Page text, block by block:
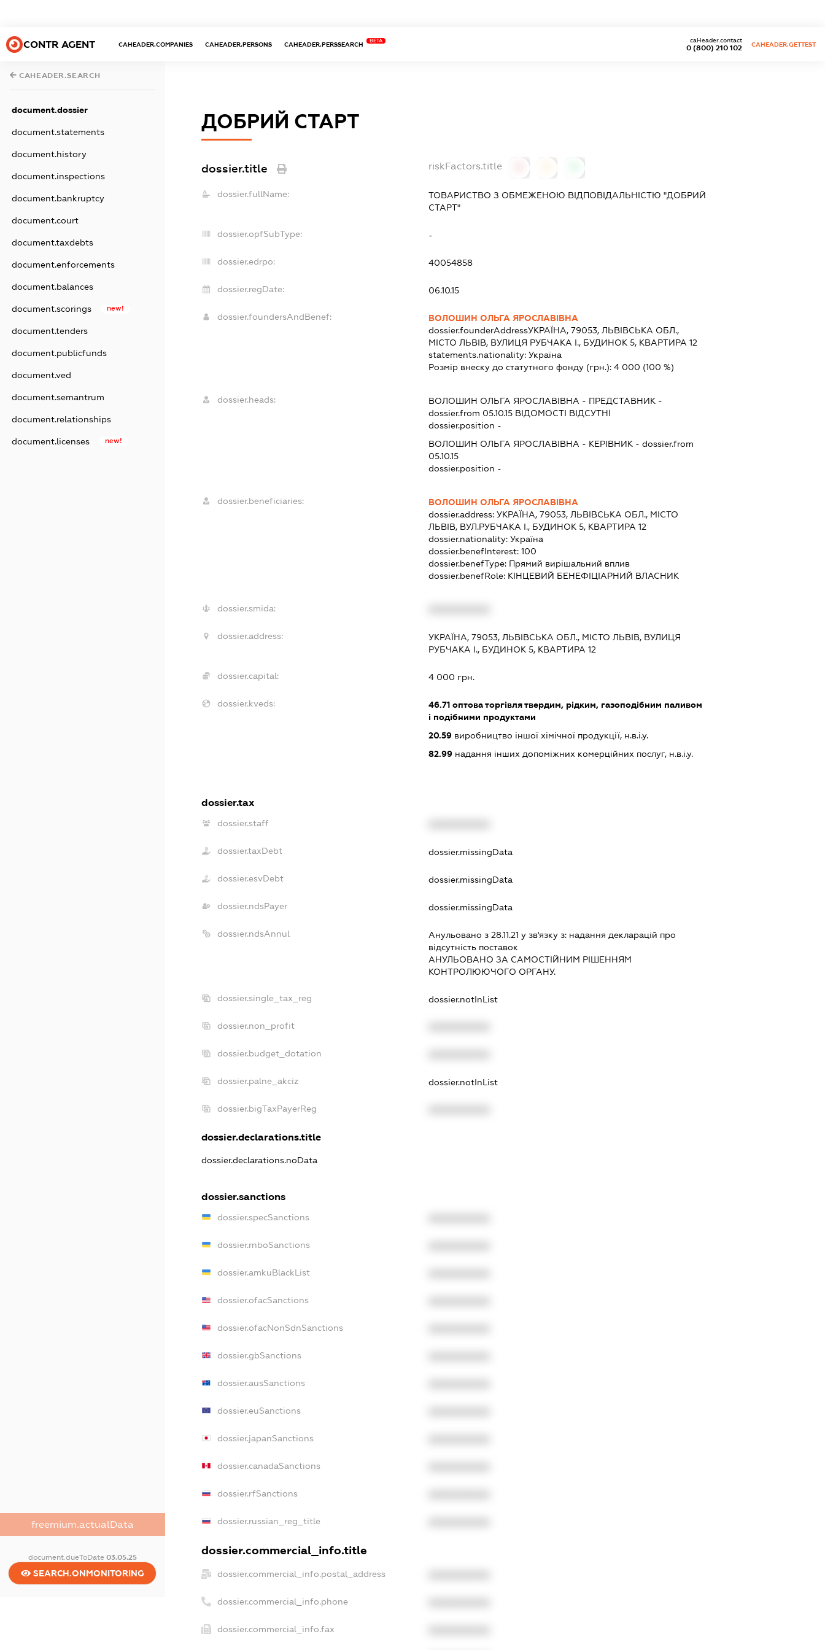
CONTR AGENT CAHEADER.COMPANIES CAHEADER.PERSONS CAHEADER.PERSSEARCH
BETA
0 (800) 210 102
caHeader.contact
CAHEADER.GETTEST
CAHEADER.SEARCH
document.dossier
document.statements
document.history
document.inspections
document.bankruptcy
document.court
document.taxdebts
document.enforcements
document.balances
document.scorings new!
document.tenders
document.publicfunds
document.ved
document.semantrum
document.relationships
document.licenses new!
freemium.actualData
document.dueToDate 03.05.25
SEARCH.ONMONITORING
ДОБРИЙ СТАРТ
dossier.title riskFactors.title
dossier.fullName:
ТОВАРИСТВО З ОБМЕЖЕНОЮ ВІДПОВІДАЛЬНІСТЮ "ДОБРИЙ
СТАРТ"
dossier.opfSubType: -
dossier.edrpo: 40054858
dossier.regDate: 06.10.15
dossier.foundersAndBenef:
ВОЛОШИН ОЛЬГА ЯРОСЛАВІВНА
dossier.founderAddressУКРАЇНА, 79053, ЛЬВІВСЬКА ОБЛ.,
МІСТО ЛЬВІВ, ВУЛИЦЯ РУБЧАКА І., БУДИНОК 5, КВАРТИРА 12
statements.nationality:Україна
Розмір внеску до статутного фонду (грн.):4 000 (100 %)
dossier.heads: ВОЛОШИН ОЛЬГА ЯРОСЛАВІВНА - ПРЕДСТАВНИК -
dossier.from 05.10.15 ВІДОМОСТІ ВІДСУТНІ
dossier.position -
ВОЛОШИН ОЛЬГА ЯРОСЛАВІВНА - КЕРІВНИК - dossier.from
05.10.15
dossier.position -
dossier.beneficiaries:
ВОЛОШИН ОЛЬГА ЯРОСЛАВІВНА
dossier.address:УКРАЇНА, 79053, ЛЬВІВСЬКА ОБЛ., МІСТО
ЛЬВІВ, ВУЛ.РУБЧАКА І., БУДИНОК 5, КВАРТИРА 12
dossier.nationality:Україна
dossier.benefInterest:100
dossier.benefType: Прямий вирішальний вплив
dossier.benefRole: КІНЦЕВИЙ БЕНЕФІЦІАРНИЙ ВЛАСНИК
dossier.smida:
dossier.address:
УКРАЇНА, 79053, ЛЬВІВСЬКА ОБЛ., МІСТО ЛЬВІВ, ВУЛИЦЯ
РУБЧАКА І., БУДИНОК 5, КВАРТИРА 12
dossier.capital: 4 000 грн.
dossier.kveds: 46.71 оптова торгівля твердим, рідким, газоподібним паливом
і подібними продуктами
20.59 виробництво іншої хімічної продукції, н.в.і.у.
82.99 надання інших допоміжних комерційних послуг, н.в.і.у.
dossier.tax
dossier.staff
dossier.taxDebt dossier.missingData
dossier.esvDebt dossier.missingData
dossier.ndsPayer dossier.missingData
dossier.ndsAnnul Анульовано з 28.11.21 у зв'язку з: надання декларацiй про
вiдсутнiсть поставок
АНУЛЬОВАНО ЗА САМОСТIЙНИМ РIШЕННЯМ
КОНТРОЛЮЮЧОГО ОРГАНУ.
dossier.single_tax_reg dossier.notInList
dossier.non_profit
dossier.budget_dotation
dossier.palne_akciz dossier.notInList
dossier.bigTaxPayerReg
dossier.declarations.title
dossier.declarations.noData
dossier.sanctions
dossier.specSanctions
dossier.rnboSanctions
dossier.amkuBlackList
dossier.ofacSanctions
dossier.ofacNonSdnSanctions
dossier.gbSanctions
dossier.ausSanctions
dossier.euSanctions
dossier.japanSanctions
dossier.canadaSanctions
dossier.rfSanctions
dossier.russian_reg_title
dossier.commercial_info.title
dossier.commercial_info.postal_address
dossier.commercial_info.phone
dossier.commercial_info.fax